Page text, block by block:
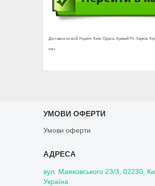
Доставка по всій Україні: Київ, Одеса, Кривий Ріг,
смт.
УМОВИ ОФЕРТИ
Умови оферти
вул. Маяковського 23/3, 02230,
Україна